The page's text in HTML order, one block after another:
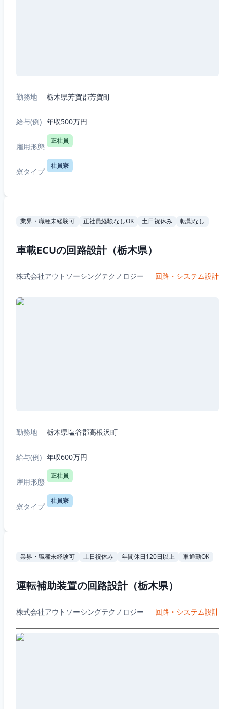
勤務地 栃木県芳賀郡芳賀町
給与(例) 年収500万円
雇用形態
正社員
寮タイプ
社員寮
業界・職種未経験可 正社員経験なしOK 土日祝休み 転勤なし
車載ECUの回路設計（栃木県）
株式会社アウトソーシングテクノロジー 回路・システム設計
勤務地 栃木県塩谷郡高根沢町
給与(例) 年収600万円
雇用形態
正社員
寮タイプ
社員寮
業界・職種未経験可 土日祝休み 年間休日120日以上 車通勤OK
運転補助装置の回路設計（栃木県）
株式会社アウトソーシングテクノロジー 回路・システム設計